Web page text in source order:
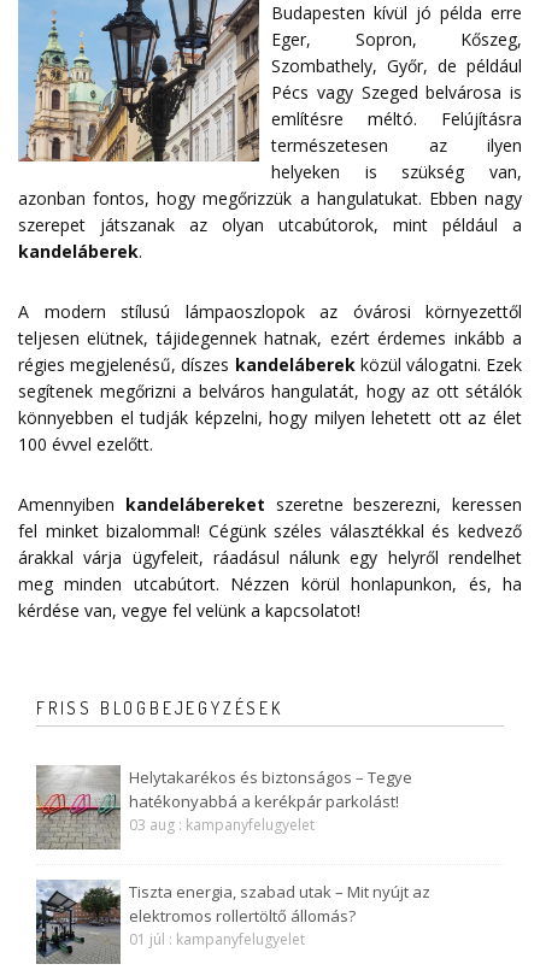
Budapesten kívül jó példa erre
Eger, Sopron, Kőszeg,
Szombathely, Győr, de például
Pécs vagy Szeged belvárosa is
említésre méltó. Felújításra
természetesen az ilyen
helyeken is szükség van,
azonban fontos, hogy megőrizzük a hangulatukat. Ebben nagy
szerepet játszanak az olyan utcabútorok, mint például a
kandeláberek.
A modern stílusú lámpaoszlopok az óvárosi környezettől
teljesen elütnek, tájidegennek hatnak, ezért érdemes inkább a
régies megjelenésű, díszes kandeláberekközül válogatni. Ezek
segítenek megőrizni a belváros hangulatát, hogy az ott sétálók
könnyebben el tudják képzelni, hogy milyen lehetett ott az élet
100 évvel ezelőtt.
Amennyiben kandelábereket szeretne beszerezni, keressen
fel minket bizalommal! Cégünk széles választékkal és kedvező
árakkal várja ügyfeleit, ráadásul nálunk egy helyről rendelhet
meg minden utcabútort. Nézzen körül honlapunkon, és, ha
kérdése van, vegye fel velünk a kapcsolatot!
FRISS BLOGBEJEGYZÉSEK
Helytakarékos és biztonságos – Tegye
hatékonyabbá a kerékpár parkolást!
03 aug : kampanyfelugyelet
Tiszta energia, szabad utak – Mit nyújt az
elektromos rollertöltő állomás?
01 júl : kampanyfelugyelet